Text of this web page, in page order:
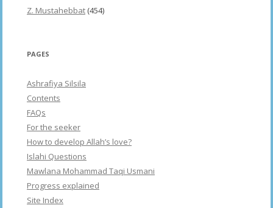
Z. Mustahebbat (454)
PAGES
Ashrafiya Silsila
Contents
FAQs
For the seeker
How to develop Allah’s love?
Islahi Questions
Mawlana Mohammad Taqi Usmani
Progress explained
Site Index